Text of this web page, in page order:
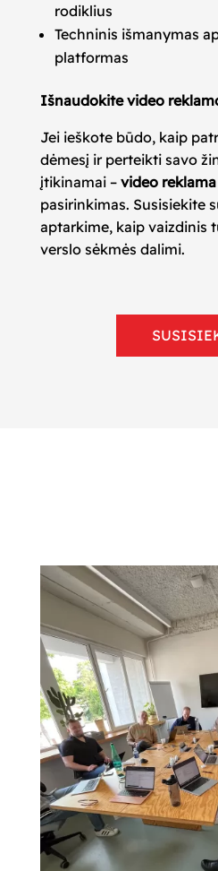
rodiklius
Techninis išmanymas
platformas
Išnaudokite video
Jei ieškote būdo, kaip
dėmesį ir perteikti savo
įtikinamai – video reklama
pasirinkimas. Susisiekite
aptarkime, kaip vaizdinis
verslo sėkmės dalimi.